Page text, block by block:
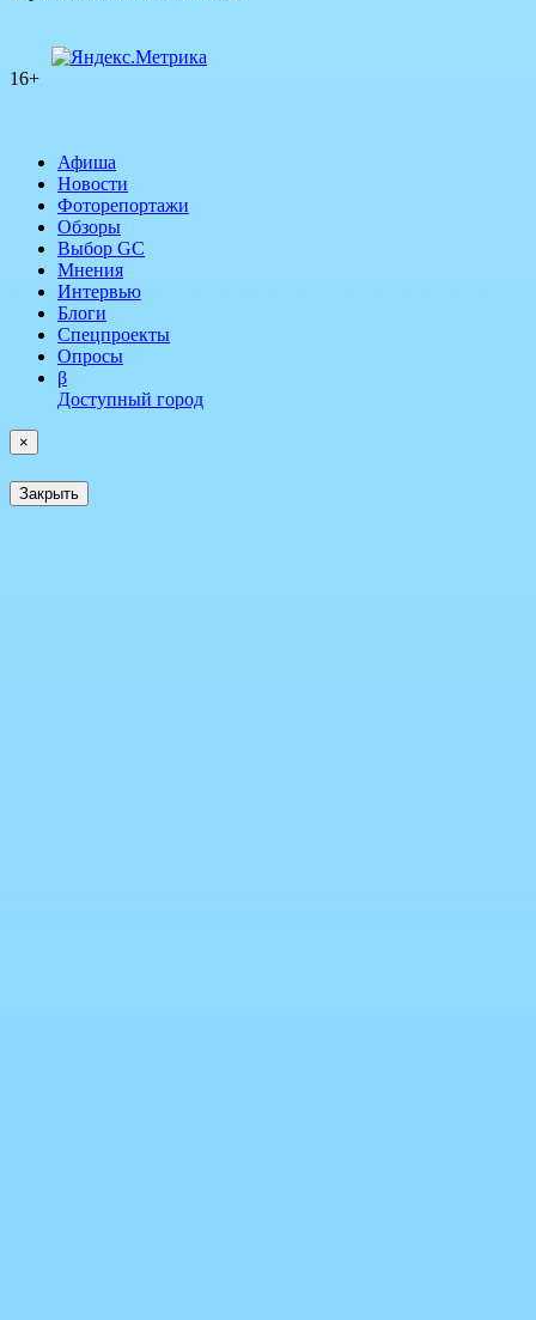
16+
Афиша
Новости
Фоторепортажи
Обзоры
Выбор GC
Мнения
Интервью
Блоги
Спецпроекты
Опросы
β
Доступный город
×
Закрыть